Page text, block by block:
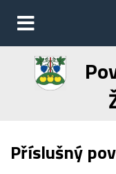
Příslušný